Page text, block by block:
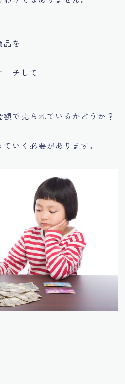
品を
ーチして
で売られているかどうか？
いく必要があります。